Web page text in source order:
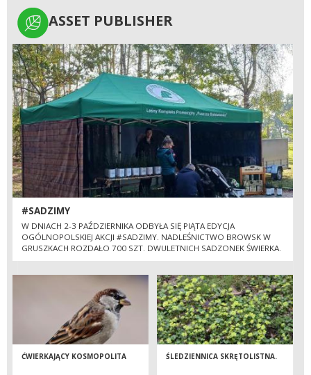
ASSET PUBLISHER
ASSET PUBLISHER
#SADZIMY
W DNIACH 2-3 PAŹDZIERNIKA ODBYŁA SIĘ PIĄTA EDYCJA
OGÓLNOPOLSKIEJ AKCJI #SADZIMY. NADLEŚNICTWO BROWSK W
GRUSZKACH ROZDAŁO 700 SZT. DWULETNICH SADZONEK ŚWIERKA.
ĆWIERKAJĄCY KOSMOPOLITA ŚLEDZIENNICA SKRĘTOLISTNA.